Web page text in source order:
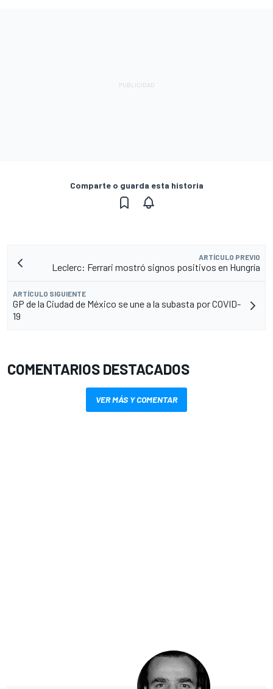
Comparte o guarda esta historia
ARTÍCULO PREVIO
Leclerc: Ferrari mostró signos positivos en Hungría
ARTÍCULO SIGUIENTE
GP de la Ciudad de México se une a la subasta por COVID-
19
COMENTARIOS DESTACADOS
VER MÁS Y COMENTAR